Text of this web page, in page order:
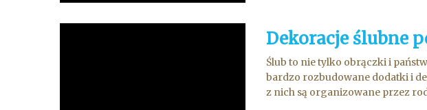
Dekoracje ślubne
Ślub to nie tylko obrączki i
bardzo rozbudowane dodatki i
z nich są organizowane przez